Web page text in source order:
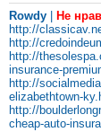
Rowdy
Не
http://
http://
http://
insurance-
http://
elizabethtown-
http://
cheap-auto-